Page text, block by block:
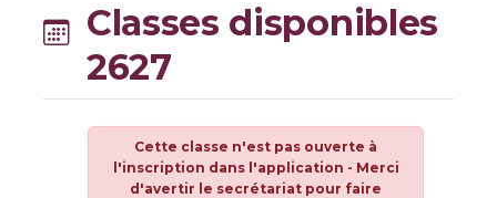
Classes disponibles
2627
Cette classe n'est pas ouverte à
l'inscription dans l'application - Merci
d'avertir le secrétariat pour faire